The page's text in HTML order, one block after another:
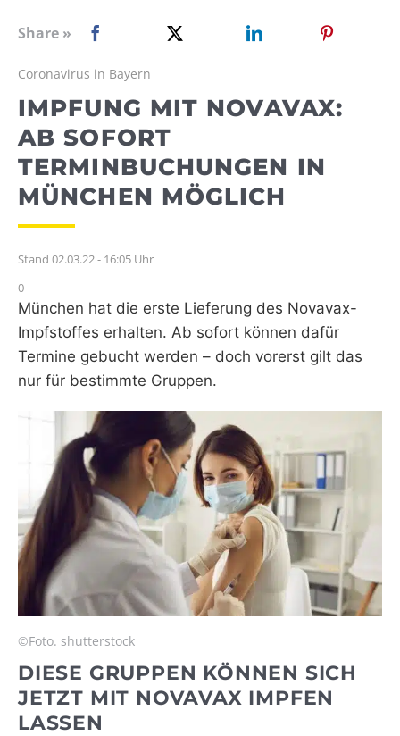
WEBRADIO
Share »
Coronavirus in Bayern
IMPFUNG MIT NOVAVAX:
AB SOFORT
TERMINBUCHUNGEN IN
MÜNCHEN MÖGLICH
Stand 02.03.22 - 16:05 Uhr
0
München hat die erste Lieferung des Novavax-
Impfstoffes erhalten. Ab sofort können dafür
Termine gebucht werden – doch vorerst gilt das
nur für bestimmte Gruppen.
©Foto. shutterstock
DIESE GRUPPEN KÖNNEN SICH
JETZT MIT NOVAVAX IMPFEN
LASSEN